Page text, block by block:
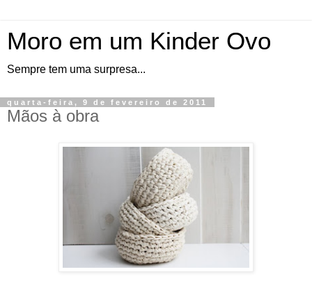
Moro em um Kinder Ovo
Sempre tem uma surpresa...
quarta-feira, 9 de fevereiro de 2011
Mãos à obra